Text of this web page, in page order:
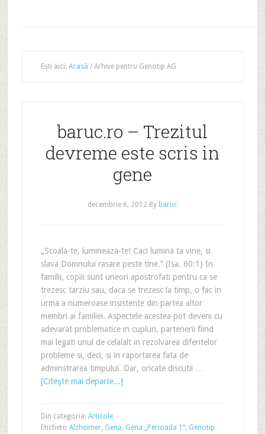
Ești aici: Acasă /Arhive pentru Genotip AG
baruc.ro – Trezitul
devreme este scris in
gene
decembrie 6, 2012 By baruc
„Scoala-te, lumineaza-te! Caci lumina ta vine, si
slava Domnului rasare peste tine.” (Isa. 60:1) In
familii, copiii sunt uneori apostrofati pentru ca se
trezesc tarziu sau, daca se trezesc la timp, o fac in
urma a numeroase insistente din partea altor
membri ai familiei. Aspectele acestea pot deveni cu
adevarat problematice in cupluri, partenerii fiind
mai legati unul de celalalt in rezolvarea diferitelor
probleme si, deci, si in raportarea fata de
adminstrarea timpului. Dar, oricate discutii …
[Citeşte mai departe...]
Din categoria: Articole
Etichete: Alzheimer, Gena, Gena „Perioada 1”, Genotip